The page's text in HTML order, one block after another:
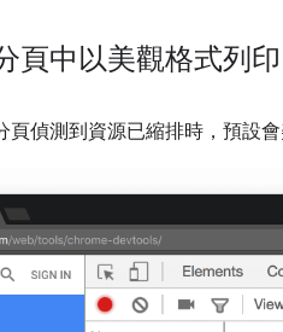
頁中以美觀格式列印
頁偵測到資源已縮排時，預設會